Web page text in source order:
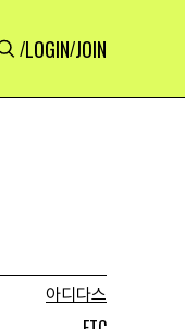
/LOGIN/JOIN
아디다스